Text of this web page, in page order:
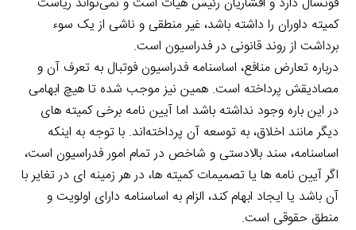
کمیته داوران را داشته باشد، غیر منطقی و ناشی از یک سوء
برداشت از روند قانونی در فدراسیون است.
درباره تعارض منافع، اساسنامه فدراسیون فوتبال به تعرف آن و
مصادیقش پرداخته است. همین نیز موجب شده تا هیچ ابهامی
در این باره وجود نداشته باشد اما آیین نامه برخی کمیته های
دیگر مانند اخلاق، به توسعه آن پرداخته‌اند. با توجه به اینکه
اساسنامه، سند بالادستی و شاخص در تمام امور فدراسیون است،
اگر آیین نامه ها یا تصمیمات کمیته ها، در هر زمینه ای در تغایر با
آن باشد یا ایجاد ابهام کند، الزام به اساسنامه دارای اولویت و
منطق حقوقی است.